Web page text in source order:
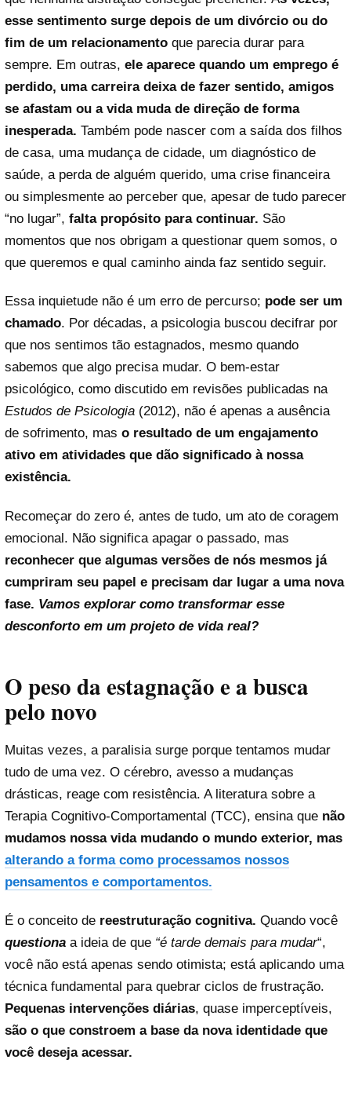
esse sentimento surge depois de um divórcio ou do
fim de um relacionamento que parecia durar para
sempre. Em outras, ele aparece quando um emprego é
perdido, uma carreira deixa de fazer sentido, amigos
se afastam ou a vida muda de direção de forma
inesperada. Também pode nascer com a saída dos filhos
de casa, uma mudança de cidade, um diagnóstico de
saúde, a perda de alguém querido, uma crise financeira
ou simplesmente ao perceber que, apesar de tudo parecer
“no lugar”, falta propósito para continuar. São
momentos que nos obrigam a questionar quem somos, o
que queremos e qual caminho ainda faz sentido seguir.
Essa inquietude não é um erro de percurso; pode ser um
chamado. Por décadas, a psicologia buscou decifrar por
que nos sentimos tão estagnados, mesmo quando
sabemos que algo precisa mudar. O bem-estar
psicológico, como discutido em revisões publicadas na
Estudos de Psicologia (2012), não é apenas a ausência
de sofrimento, mas o resultado de um engajamento
ativo em atividades que dão significado à nossa
existência.
Recomeçar do zero é, antes de tudo, um ato de coragem
emocional. Não significa apagar o passado, mas
reconhecer que algumas versões de nós mesmos já
cumpriram seu papel e precisam dar lugar a uma nova
fase. Vamos explorar como transformar esse
desconforto em um projeto de vida real?
O peso da estagnação e a busca
pelo novo
Muitas vezes, a paralisia surge porque tentamos mudar
tudo de uma vez. O cérebro, avesso a mudanças
drásticas, reage com resistência. A literatura sobre a
Terapia Cognitivo-Comportamental (TCC), ensina que não
mudamos nossa vida mudando o mundo exterior, mas
alterando a forma como processamos nossos
pensamentos e comportamentos.
É o conceito de reestruturação cognitiva. Quando você
questiona a ideia de que “é tarde demais para mudar“,
você não está apenas sendo otimista; está aplicando uma
técnica fundamental para quebrar ciclos de frustração.
Pequenas intervenções diárias, quase imperceptíveis,
são o que constroem a base da nova identidade que
você deseja acessar.